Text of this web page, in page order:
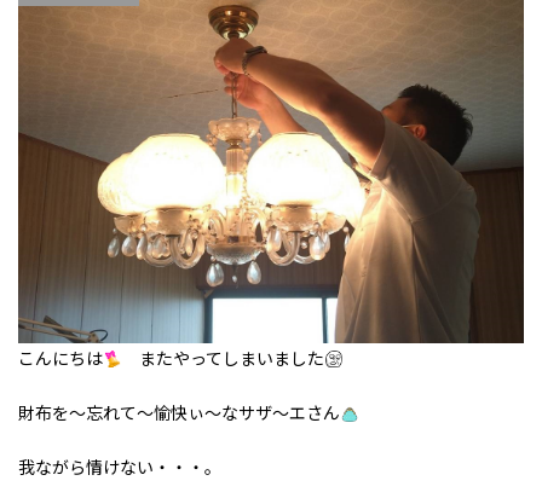
こんにちは またやってしまいました
財布を～忘れて～愉快ぃ～なサザ～エさん
我ながら情けない・・・。